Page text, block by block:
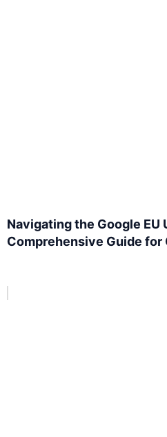
Navigating the Google EU
Comprehensive Guide for